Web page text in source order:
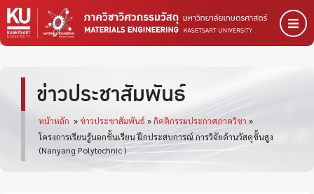
ข่าวประชาสัมพันธ์
หน้าหลัก » ข่าวประชาสัมพันธ์ »กิตติกรรมประกาศภาควิชา »
โครงการเรียนรู้นอกชั้นเรียน ฝึกประสบการณ์ การวิจัยด้านวัสดุขั้นสูง
(Nanyang Polytechnic )